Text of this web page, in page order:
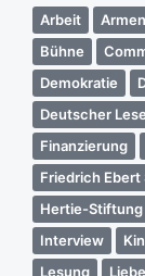
Arbeit
Bühne
Demokratie
Deutscher
Finanzierung
Friedrich
Hertie-Stiftung
Interview
Lesung
Liebe